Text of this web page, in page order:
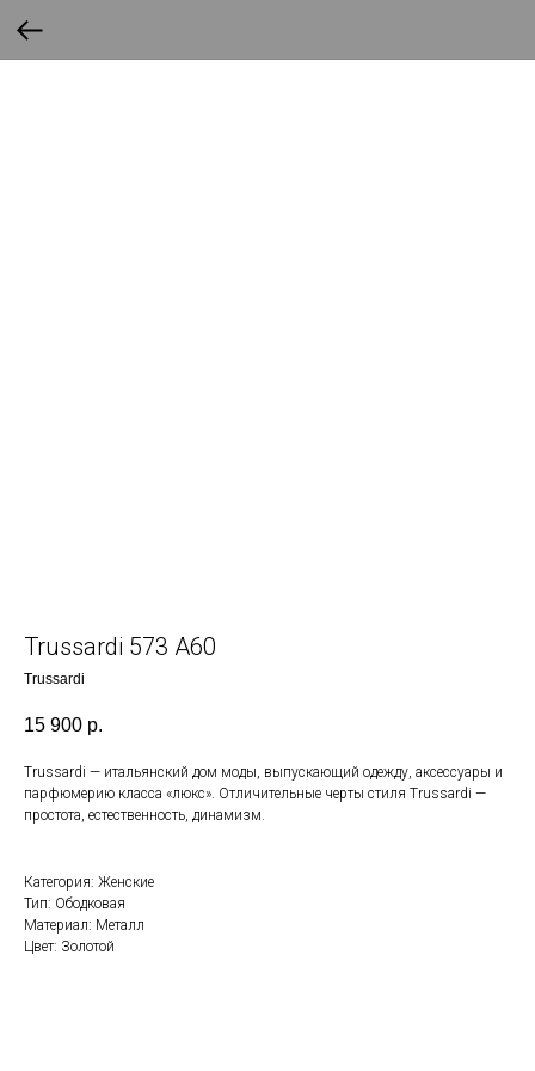
Trussardi 573 A60
Trussardi
15 900 р.
Trussardi — итальянский дом моды, выпускающий одежду, аксессуары и
парфюмерию класса «люкс». Отличительные черты стиля Trussardi —
простота, естественность, динамизм.
Категория: Женские
Тип: Ободковая
Материал: Металл
Цвет: Золотой